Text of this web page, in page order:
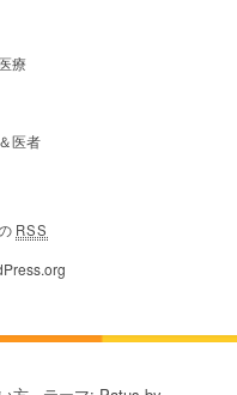
療
医者
RSS